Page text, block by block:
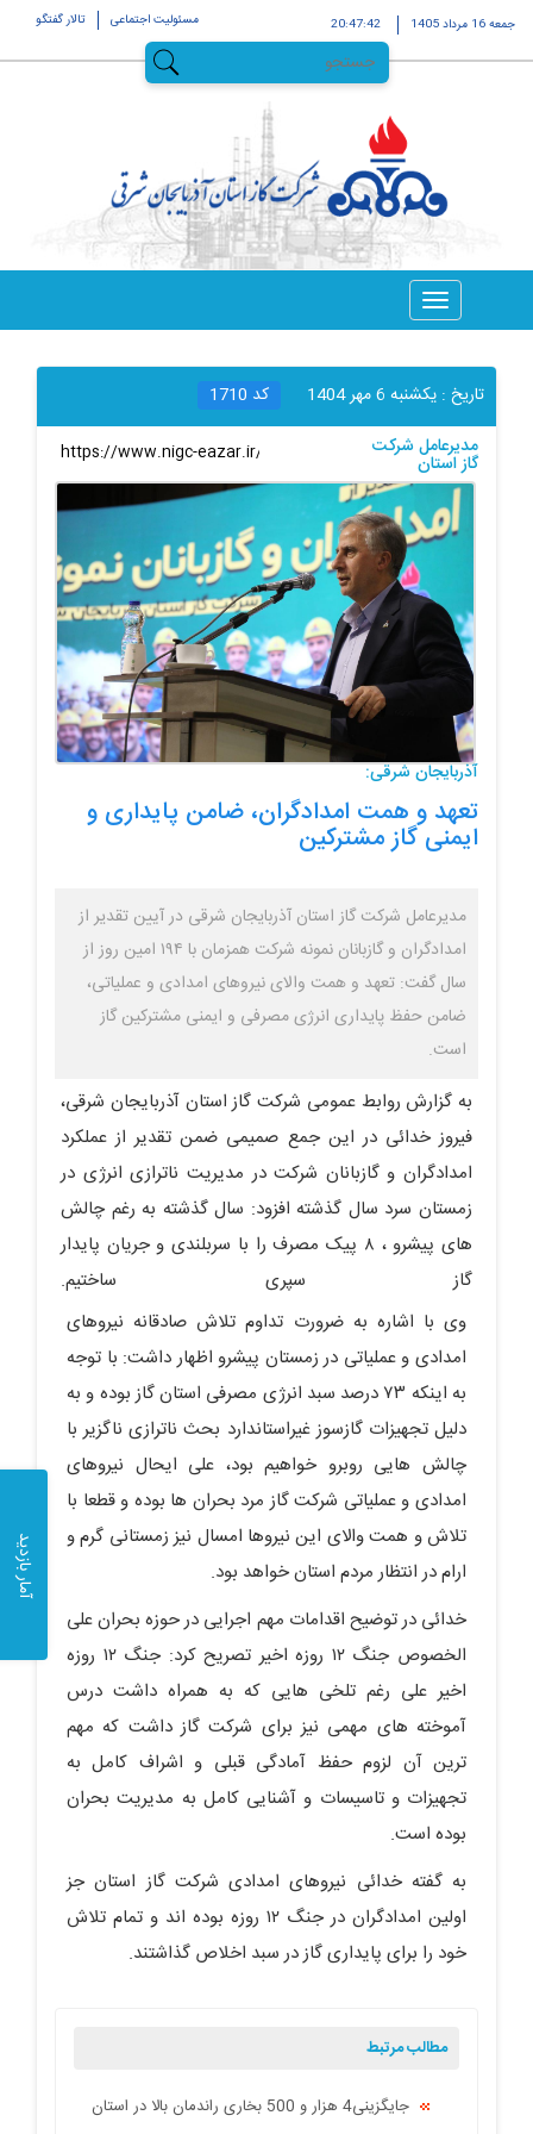
جمعه 16 مرداد 1405 20:47:43 مسئولیت اجتماعی تالار گفتگو
آمار بازدید
تاریخ : يکشنبه 6 مهر 1404 کد 1710
مدیرعامل شرکت
گاز استان
آذربایجان شرقی:
تعهد و همت امدادگران، ضامن پایداری و
ایمنی گاز مشترکین
مدیرعامل شرکت گاز استان آذربایجان شرقی در آیین تقدیر از
امدادگران و گازبانان نمونه شرکت همزمان با ۱۹۴ امین روز از
سال گفت: تعهد و همت والای نیروهای امدادی و عملیاتی،
ضامن حفظ پایداری انرژی مصرفی و ایمنی مشترکین گاز
است.
به گزارش روابط عمومی شرکت گاز استان آذربایجان شرقی،
فیروز خدائی در این جمع صمیمی ضمن تقدیر از عملکرد
امدادگران و گازبانان شرکت در مدیریت ناترازی انرژی در
زمستان سرد سال گذشته افزود: سال گذشته به رغم چالش
های پیشرو ، ۸ پیک مصرف را با سربلندی و جریان پایدار
گاز سپری ساختیم.
وی با اشاره به ضرورت تداوم تلاش صادقانه نیروهای
امدادی و عملیاتی در زمستان پیشرو اظهار داشت: با توجه
به اینکه ۷۳ درصد سبد انرژی مصرفی استان گاز بوده و به
دلیل تجهیزات گازسوز غیراستاندارد بحث ناترازی ناگزیر با
چالش هایی روبرو خواهیم بود، علی ایحال نیروهای
امدادی و عملیاتی شرکت گاز مرد بحران ها بوده و قطعا با
تلاش و همت والای این نیروها امسال نیز زمستانی گرم و
ارام در انتظار مردم استان خواهد بود.
خدائی در توضیح اقدامات مهم اجرایی در حوزه بحران علی
الخصوص جنگ ۱۲ روزه اخیر تصریح کرد: جنگ ۱۲ روزه
اخیر علی رغم تلخی هایی که به همراه داشت درس
آموخته های مهمی نیز برای شرکت گاز داشت که مهم
ترین آن لزوم حفظ آمادگی قبلی و اشراف کامل به
تجهیزات و تاسیسات و آشنایی کامل به مدیریت بحران
بوده است.
به گفته خدائی نیروهای امدادی شرکت گاز استان جز
اولین امدادگران در جنگ ۱۲ روزه بوده اند و تمام تلاش
خود را برای پایداری گاز در سبد اخلاص گذاشتند.
مطالب مرتبط
جایگزینی4 هزار و 500 بخاری راندمان بالا در استان